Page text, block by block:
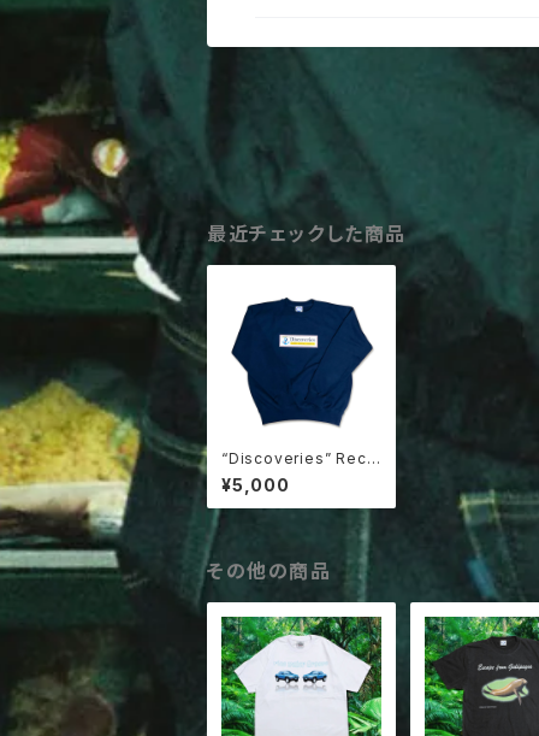
最近チェックした商品
“Discoveries” Recr
uiting Sweat
¥5,000
その他の商品